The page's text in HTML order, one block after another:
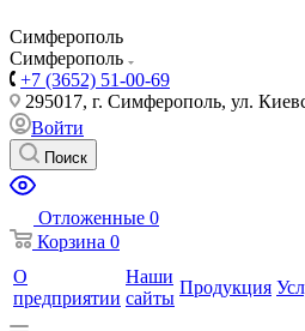
Симферополь
Симферополь
+7 (3652) 51-00-69
295017, г. Симферополь, ул.
Войти
Поиск
Отложенные 0
Корзина 0
О
предприятии
Наши
сайты
Продукция